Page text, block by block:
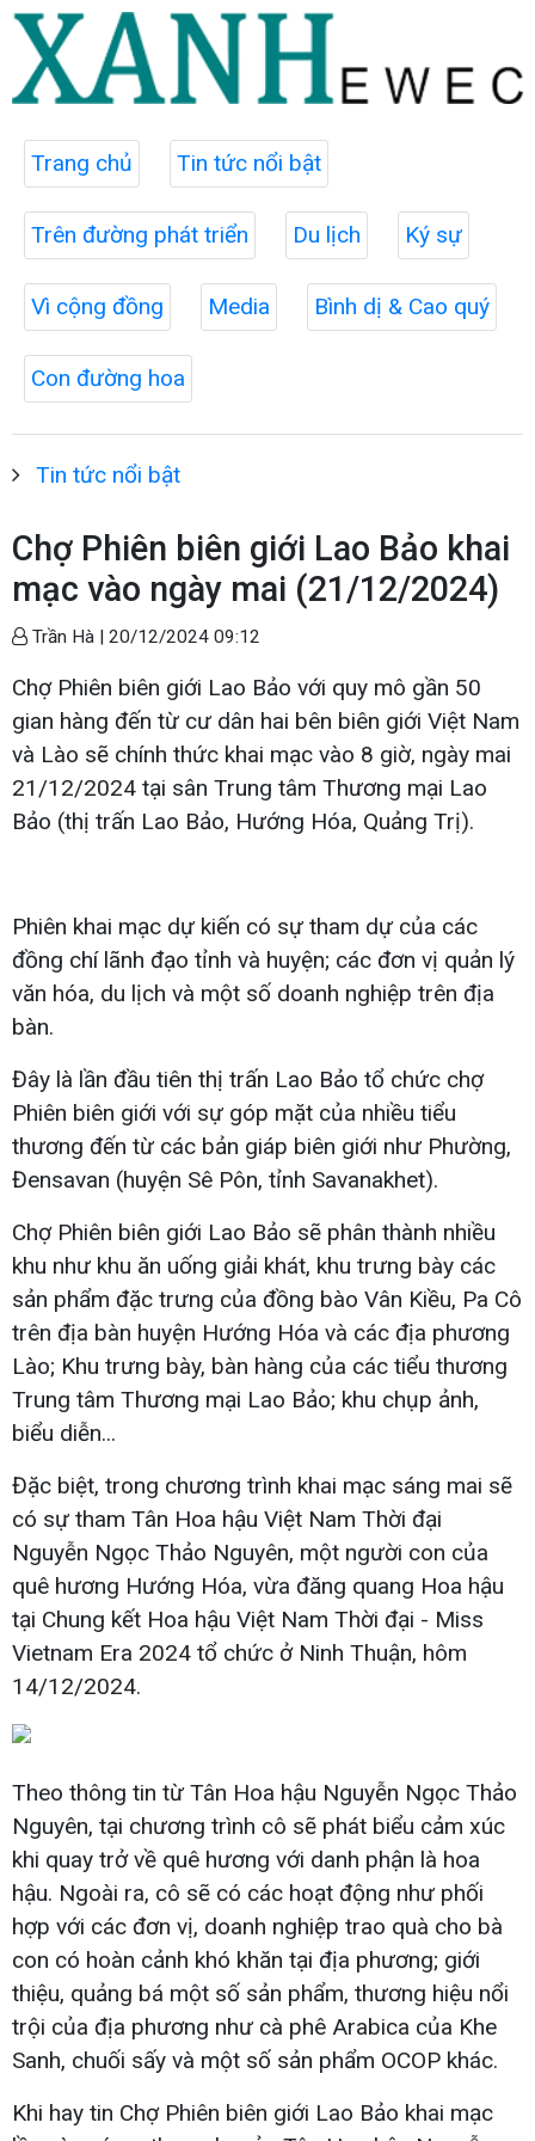
Trang chủ Tin tức nổi bật
Trên đường phát triển Du lịch Ký sự
Vì cộng đồng Media Bình dị & Cao quý
Con đường hoa
Tin tức nổi bật
Chợ Phiên biên giới Lao Bảo khai
mạc vào ngày mai (21/12/2024)
Trần Hà | 20/12/2024 09:12
Chợ Phiên biên giới Lao Bảo với quy mô gần 50
gian hàng đến từ cư dân hai bên biên giới Việt Nam
và Lào sẽ chính thức khai mạc vào 8 giờ, ngày mai
21/12/2024 tại sân Trung tâm Thương mại Lao
Bảo (thị trấn Lao Bảo, Hướng Hóa, Quảng Trị).
Phiên khai mạc dự kiến có sự tham dự của các
đồng chí lãnh đạo tỉnh và huyện; các đơn vị quản lý
văn hóa, du lịch và một số doanh nghiệp trên địa
bàn.
Đây là lần đầu tiên thị trấn Lao Bảo tổ chức chợ
Phiên biên giới với sự góp mặt của nhiều tiểu
thương đến từ các bản giáp biên giới như Phường,
Đensavan (huyện Sê Pôn, tỉnh Savanakhet).
Chợ Phiên biên giới Lao Bảo sẽ phân thành nhiều
khu như khu ăn uống giải khát, khu trưng bày các
sản phẩm đặc trưng của đồng bào Vân Kiều, Pa Cô
trên địa bàn huyện Hướng Hóa và các địa phương
Lào; Khu trưng bày, bàn hàng của các tiểu thương
Trung tâm Thương mại Lao Bảo; khu chụp ảnh,
biểu diễn...
Đặc biệt, trong chương trình khai mạc sáng mai sẽ
có sự tham Tân Hoa hậu Việt Nam Thời đại
Nguyễn Ngọc Thảo Nguyên, một người con của
quê hương Hướng Hóa, vừa đăng quang Hoa hậu
tại Chung kết Hoa hậu Việt Nam Thời đại - Miss
Vietnam Era 2024 tổ chức ở Ninh Thuận, hôm
14/12/2024.
Theo thông tin từ Tân Hoa hậu Nguyễn Ngọc Thảo
Nguyên, tại chương trình cô sẽ phát biểu cảm xúc
khi quay trở về quê hương với danh phận là hoa
hậu. Ngoài ra, cô sẽ có các hoạt động như phối
hợp với các đơn vị, doanh nghiệp trao quà cho bà
con có hoàn cảnh khó khăn tại địa phương; giới
thiệu, quảng bá một số sản phẩm, thương hiệu nổi
trội của địa phương như cà phê Arabica của Khe
Sanh, chuối sấy và một số sản phẩm OCOP khác.
Khi hay tin Chợ Phiên biên giới Lao Bảo khai mạc